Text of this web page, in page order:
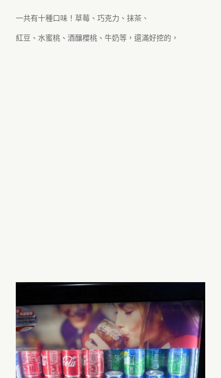
一共有十種口味！草莓、巧克力、抹茶、
紅豆、水蜜桃、酒釀櫻桃、牛奶等，還滿好挖的，